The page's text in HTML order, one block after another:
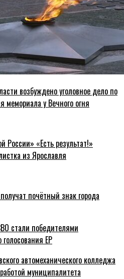
возбуждено уголовное дело по
мемориала у Вечного огня
России» «Есть результат!»
из Ярославля
почётный знак города
стали победителями
голосования ЕР
автомеханического колледжа
муниципалитета